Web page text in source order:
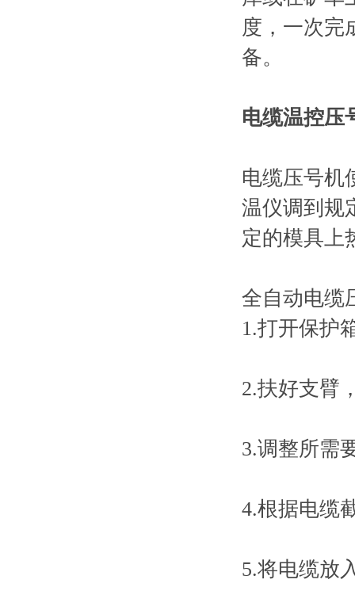
度，一次完
备。
电缆温控压
电缆压号机
温仪调到规
定的模具上
全自动电缆
1.打开保护
2.扶好支臂
3.调整所需
4.根据电缆
5.将电缆放